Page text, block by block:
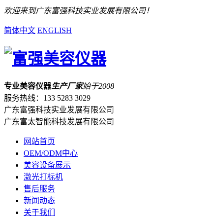
欢迎来到广东富强科技实业发展有限公司！
简体中文 ENGLISH
专业美容仪器生产厂家始于2008
服务热线： 133 5283 3029
广东富强科技实业发展有限公司
广东富太智能科技发展有限公司
网站首页
OEM/ODM中心
美容设备展示
激光打标机
售后服务
新闻动态
关于我们